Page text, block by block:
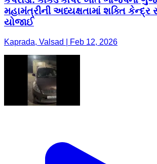
મહામંત્રીની અધ્યક્ષતામાં શક્તિ
યોજાઈ
Kaprada, Valsad | Feb 12, 2026